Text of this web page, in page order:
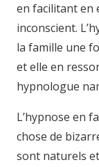
en facilitant en
inconscient.
la famille une
et elle en
hypnologue
L’hypnose en
chose de
sont naturels